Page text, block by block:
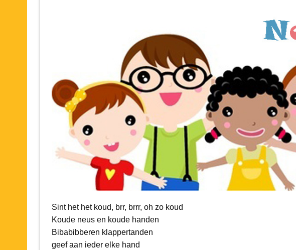
Sint het het koud, brr, brrr, oh zo koud
Koude neus en koude handen
Bibabibberen klappertanden
geef aan ieder elke hand